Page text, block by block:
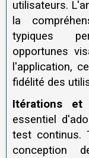
utilisateurs.
la
typiques
opportunes
l'application,
fidélité des
Itérations et
essentiel
test continus.
conception